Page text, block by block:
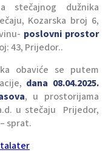
stečajnog dužnika
Kozarska broj 6,
poslovni prostor
43, Prijedor..
obaviće se putem
dana 08.04.2025.
, u prostorijama
u stečaju Prijedor,
sprat.